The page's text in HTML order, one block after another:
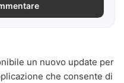
un nuovo update per
che consente di